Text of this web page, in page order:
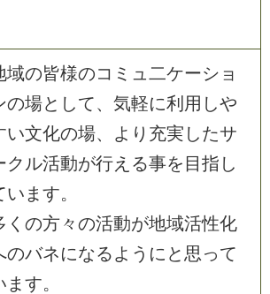
域の皆様のコミュ二ケーショ
の場として、気軽に利用しや
い文化の場、より充実したサ
クル活動が行える事を目指し
います。
くの方々の活動が地域活性化
のバネになるようにと思って
ます。